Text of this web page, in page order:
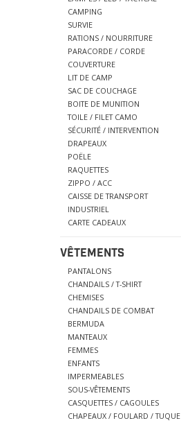
CAMPING
SURVIE
RATIONS / NOURRITURE
PARACORDE / CORDE
COUVERTURE
LIT DE CAMP
SAC DE COUCHAGE
BOITE DE MUNITION
TOILE / FILET CAMO
SÉCURITÉ / INTERVENTION
DRAPEAUX
POËLE
RAQUETTES
ZIPPO / ACC
CAISSE DE TRANSPORT
INDUSTRIEL
CARTE CADEAUX
VÊTEMENTS
PANTALONS
CHANDAILS / T-SHIRT
CHEMISES
CHANDAILS DE COMBAT
BERMUDA
MANTEAUX
FEMMES
ENFANTS
IMPERMEABLES
SOUS-VÊTEMENTS
CASQUETTES / CAGOULES
CHAPEAUX / FOULARD / TUQUE